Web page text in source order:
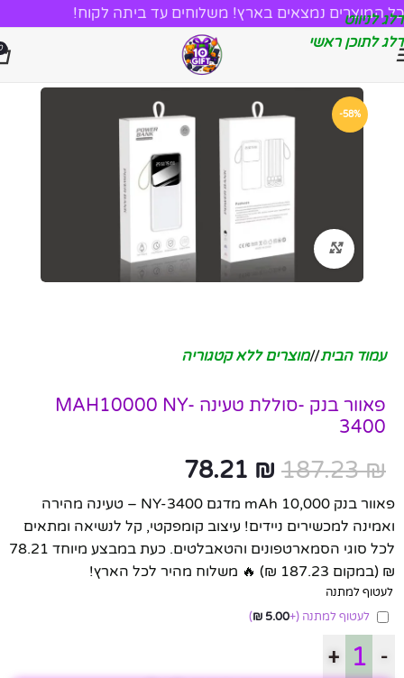
דלג לניווט
דלג לתוכן ראשי
כל המוצרים נמצאים בארץ! משלוחים עד ביתה לקוח!
-58%
לחץ להגדלה
עמוד הבית/ מוצרים ללא קטגוריה
פאוור בנק -סוללת טעינה MAH10000 NY-
3400
187.23₪
78.21 ₪
פאוור בנק 10,000 mAh מדגם NY-3400 – טעינה מהירה
ואמינה למכשירים ניידים! עיצוב קומפקטי, קל לנשיאה ומתאים
לכל סוגי הסמארטפונים והטאבלטים. כעת במבצע מיוחד 78.21
₪ (במקום 187.23 ₪) 🔥 משלוח מהיר לכל הארץ!
לעטוף למתנה
לעטוף למתנה (+
5.00
₪
)
-
+